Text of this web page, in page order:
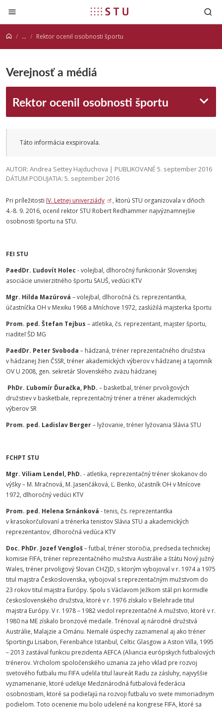
Prejsť na obsah
... Rektor ocenil osobnosti športu
Verejnosť a médiá
Rektor ocenil osobnosti športu
Táto informácia exspirovala.
AUTOR: Andrea Settey Hajduchova | PUBLIKOVANÉ 5. september 2016
DÁTUM PODUJATIA: 5. september 2016
Pri príležitosti IV. Letnej univerziády
, ktorú STU organizovala v dňoch
4.-8. 9. 2016, ocenil rektor STU Robert Redhammer najvýznamnejšie
osobnosti športu na STU.
FEI STU
PaedDr. Ľudovít Holec - volejbal, dlhoročný funkcionár Slovenskej
asociácie unvierzitného športu SAUŠ, vedúci KTV
Mgr. Hilda Mazúrová – volejbal, dlhoročná čs. reprezentantka,
účastníčka OH v Mexiku 1968 a Mníchove 1972, zaslúžilá majsterka športu
Prom. ped. Štefan Tejbus – atletika, čs. reprezentant, majster športu,
riaditeľ ŠD MG
PaedDr. Peter Svoboda – hádzaná, tréner reprezentačného družstva
v hádzanej žien ČSSR, tréner akademických výberov v hádzanej a tajomník
OV U 2008, gen. sekretár Slovenského zväzu hádzanej
PhDr. Ľubomír Ďuračka, PhD. – basketbal, tréner prvoligových
družstiev v basketbale, reprezentačný tréner a tréner akademických
výberov SR
Prom. ped. Ladislav Berger– lyžovanie, tréner lyžovania Slávia STU
FCHPT STU
Mgr. Viliam Lendel, PhD. - atletika, reprezentačný tréner skokanov do
výšky – M. Mračnová, M. Jasenčáková, Ľ. Benko, účastník OH v Mnícove
1972, dlhoročný vedúci KTV
Prom. ped. Helena Srnánková - tenis, čs. reprezentantka
v krasokorčuľovaní a trénerka tenistov Slávia STU a akademických
reprezentantov, dlhoročná vedúca KTV
Doc. PhDr. Jozef Vengloš– futbal, tréner storočia, predseda technickej
komisie FIFA, tréner reprezentačného mužstva Austrálie a štátu Nový južný
Wales, tréner prvoligový Slovan CHZJD, s ktorým vybojoval v r. 1974 a 1975
titul majstra Československa, vybojoval s reprezentačným mužstvom do
23 rokov titul majstra Európy. Spolu s Václavom Ježkom stál pri kormidle
československého družstva, ktoré v r. 1976 získalo v Belehrade titul
majstra Európy. V r. 1978 – 1982 viedol reprezentačné A mužstvo, ktoré v r.
1980 na ME získalo bronzové medaile. Trénoval aj národné družstvá
Austrálie, Malajzie a Ománu. Nemalé úspechy zaznamenal aj ako tréner
Sportingu Lisabon, Ferenbahce Istanbul, Celtic Glasgow a Aston Villa, 1995
– 2013 zastával funkciu prezidenta AEFCA (Aliancia európskych futbalových
trénerov. Vrcholom spoločenského uznania za jeho vklad pre rozvoj
svetového futbalu mu FIFA udelila titul laureát Radu za zásluhy, najvyššie
vyznamenanie, ktoré udeľuje Medzinárodná futbalová federácia
osobnostiam, ktoré sa podieľajú na rozvoji futbalu vo svete mimoriadnym
podielom. Toto ocenenie mu bolo udelené na kongrese FIFA, ktoré sa